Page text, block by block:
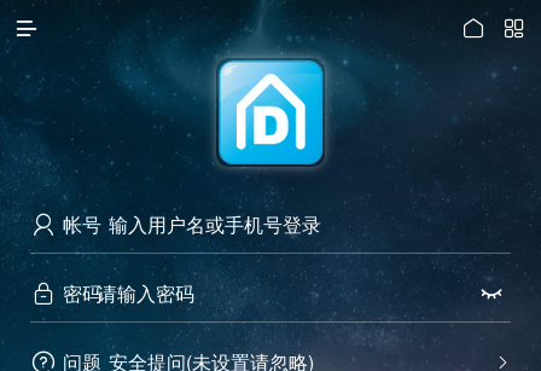

访问电脑版
 

 帐号
 密码 
 问题 
安全提问(未设置请忽略)